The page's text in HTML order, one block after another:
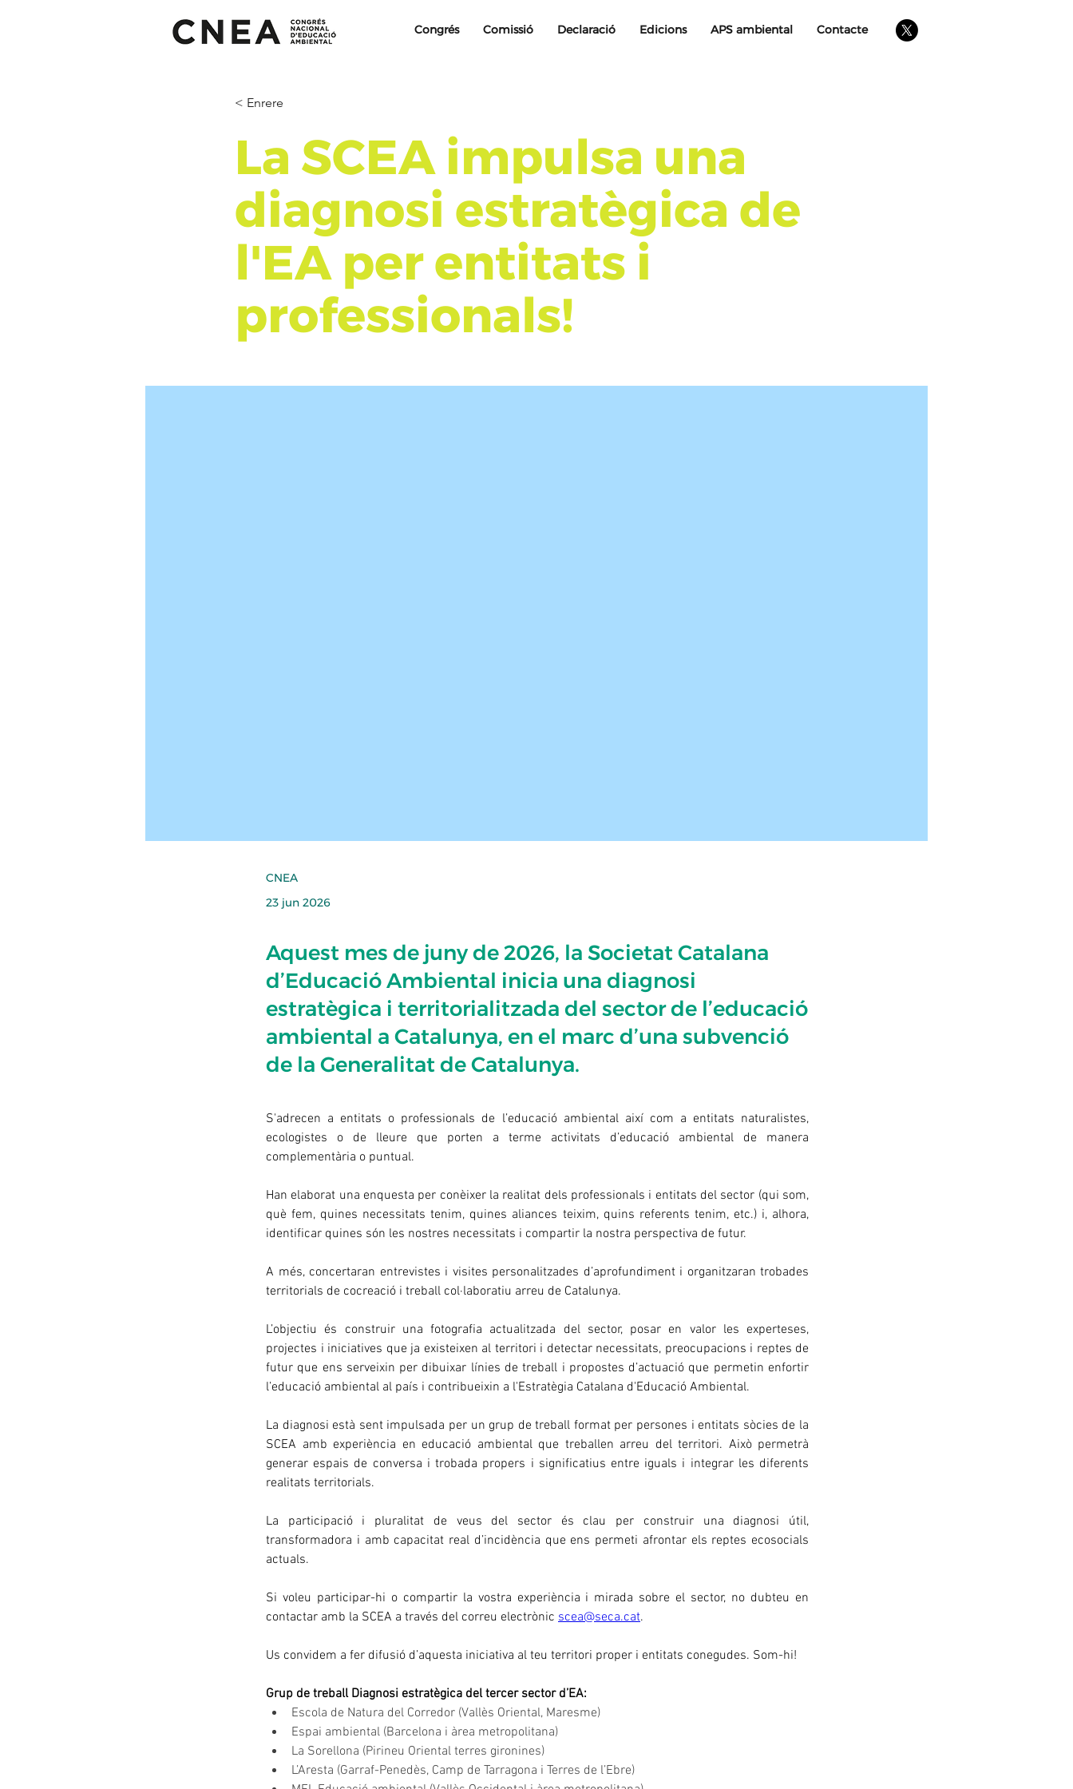
Congrés Comissió Declaració Edicions APS ambiental Contacte
< Enrere
La SCEA impulsa una
diagnosi estratègica de
l'EA per entitats i
professionals!
CNEA
23 jun 2026
Aquest mes de juny de 2026, la Societat Catalana
d’Educació Ambiental inicia una diagnosi
estratègica i territorialitzada del sector de l’educació
ambiental a Catalunya, en el marc d’una subvenció
de la Generalitat de Catalunya.
S'adrecen a entitats o professionals de l’educació ambiental així com a entitats naturalistes,
ecologistes o de lleure que porten a terme activitats d’educació ambiental de manera
complementària o puntual.
Han elaborat una enquesta per conèixer la realitat dels professionals i entitats del sector (qui som,
què fem, quines necessitats tenim, quines aliances teixim, quins referents tenim, etc.) i, alhora,
identificar quines són les nostres necessitats i compartir la nostra perspectiva de futur.
A més, concertaran entrevistes i visites personalitzades d’aprofundiment i organitzaran trobades
territorials de cocreació i treball col·laboratiu arreu de Catalunya.
L’objectiu és construir una fotografia actualitzada del sector, posar en valor les experteses,
projectes i iniciatives que ja existeixen al territori i detectar necessitats, preocupacions i reptes de
futur que ens serveixin per dibuixar línies de treball i propostes d’actuació que permetin enfortir
l’educació ambiental al país i contribueixin a l'Estratègia Catalana d'Educació Ambiental.
La diagnosi està sent impulsada per un grup de treball format per persones i entitats sòcies de la
SCEA amb experiència en educació ambiental que treballen arreu del territori. Això permetrà
generar espais de conversa i trobada propers i significatius entre iguals i integrar les diferents
realitats territorials.
La participació i pluralitat de veus del sector és clau per construir una diagnosi útil,
transformadora i amb capacitat real d’incidència que ens permeti afrontar els reptes ecosocials
actuals.
Si voleu participar-hi o compartir la vostra experiència i mirada sobre el sector, no dubteu en
contactar amb la SCEA a través del correu electrònic scea@seca.cat.
Us convidem a fer difusió d’aquesta iniciativa al teu territori proper i entitats conegudes. Som-hi!
Grup de treball Diagnosi estratègica del tercer sector d’EA:
Escola de Natura del Corredor (Vallès Oriental, Maresme)
Espai ambiental (Barcelona i àrea metropolitana)
La Sorellona (Pirineu Oriental terres gironines)
L’Aresta (Garraf-Penedès, Camp de Tarragona i Terres de l’Ebre)